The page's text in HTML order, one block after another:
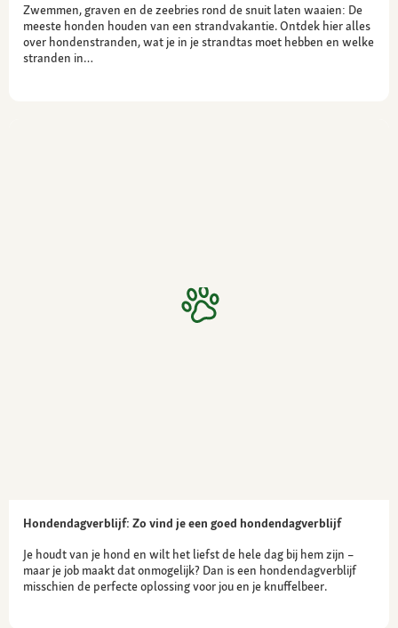
Zwemmen, graven en de zeebries rond de snuit laten waaien: De
meeste honden houden van een strandvakantie. Ontdek hier alles
over hondenstranden, wat je in je strandtas moet hebben en welke
stranden in…
Hondendagverblijf: Zo vind je een goed hondendagverblijf
Je houdt van je hond en wilt het liefst de hele dag bij hem zijn –
maar je job maakt dat onmogelijk? Dan is een hondendagverblijf
misschien de perfecte oplossing voor jou en je knuffelbeer.